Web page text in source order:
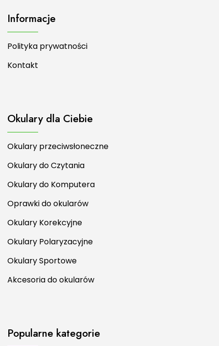
Informacje
Polityka prywatności
Kontakt
Okulary dla Ciebie
Okulary przeciwsłoneczne
Okulary do Czytania
Okulary do Komputera
Oprawki do okularów
Okulary Korekcyjne
Okulary Polaryzacyjne
Okulary Sportowe
Akcesoria do okularów
Popularne kategorie